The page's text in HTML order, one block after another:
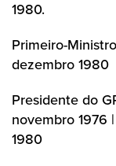
1980.
Primeiro-
dezembro 1980
Presidente do
novembro 1976
1980